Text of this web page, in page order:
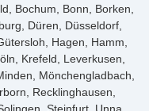
Bochum, Bonn, Borken,
Düren, Düsseldorf,
Hagen, Hamm,
Krefeld, Leverkusen,
Mönchengladbach,
Recklinghausen,